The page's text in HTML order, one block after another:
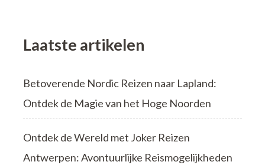
Laatste artikelen
Betoverende Nordic Reizen naar Lapland:
Ontdek de Magie van het Hoge Noorden
Ontdek de Wereld met Joker Reizen
Antwerpen: Avontuurlijke Reismogelijkheden